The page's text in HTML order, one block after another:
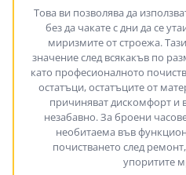
Това ви позволява да
без да чакате с дни да се
миризмите от строежа.
значение след всякакъв по
като професионалното
остатъци, остатъците от
причиняват дискомфорт и
незабавно. За броени
необитаема във
почистването след
упоритите